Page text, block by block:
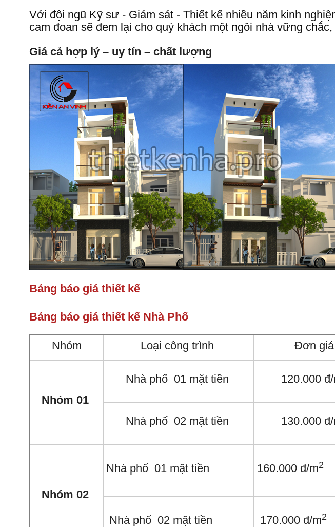
Với đội ngũ Kỹ sư - Giám sát - Thiết kế nhiều năm kinh
cam đoan sẽ đem lại cho quý khách một ngôi nhà vững
Giá cả hợp lý – uy tín – chất lượng
Bảng báo giá thiết kế
Bảng báo giá thiết kế Nhà Phố
Nhóm Loại công trình Đơn giá
Nhóm 01
Nhà phố 01 mặt tiền 120.000
Nhà phố 02 mặt tiền 130.000
Nhóm 02
Nhà phố 01 mặt tiền 160.000 đ/m2
Nhà phố 02 mặt tiền 170.000 đ/m2